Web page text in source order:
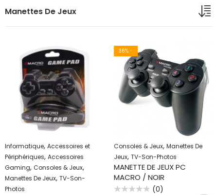
Manettes De Jeux
Informatique, Accessoires et
Périphériques, Accessoires
Gaming, Consoles & Jeux,
Manettes De Jeux, TV-Son-
Photos
36% -
Consoles & Jeux, Manettes De
Jeux, TV-Son-Photos
MANETTE DE JEUX PC
MACRO / NOIR
(0)